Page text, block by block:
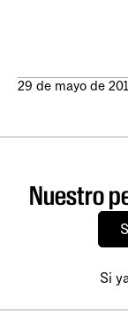
29 de mayo de
Nuestro
Si